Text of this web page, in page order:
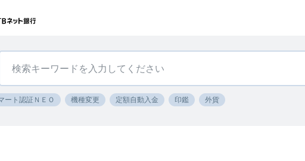
ート認証ＮＥＯ 機種変更 定額自動入金 印鑑 外貨